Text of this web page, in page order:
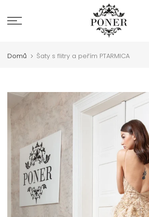
na
Domů Šaty s flitry a peřím PTARMICA